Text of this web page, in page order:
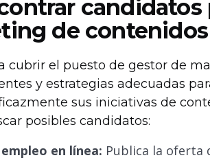
de contenidos
cubrir el puesto de gestor de
y estrategias adecuadas
sus iniciativas de
posibles candidatos:
en línea: Publica la oferta